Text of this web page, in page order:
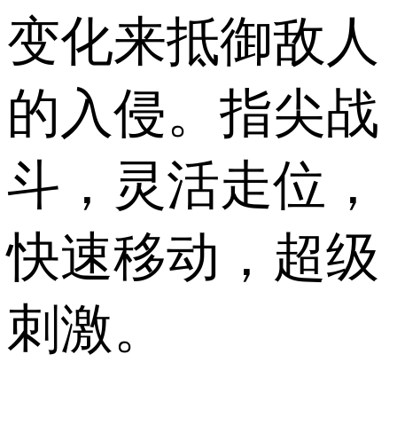
变化来抵御敌人
的入侵。指尖战
斗，灵活走位，
快速移动，超级
刺激。